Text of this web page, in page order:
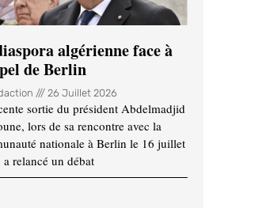
algérienne face à
de Berlin
26 Juillet 2026
sortie du président Abdelmadjid
lors de sa rencontre avec la
nationale à Berlin le 16 juillet
relancé un débat